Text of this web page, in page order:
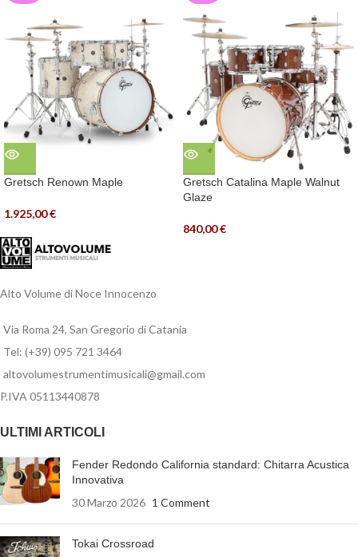
Gretsch Renown Maple
1.925,00€
Gretsch Catalina Maple Walnut
Glaze
840,00€
Alto Volume di Noce Innocenzo
Via Roma 24, San Gregorio di Catania
Tel: (+39) 095 721 3464
altovolumestrumentimusicali@gmail.com
P.IVA 05113440878
ULTIMI ARTICOLI
Fender Redondo California standard: Chitarra Acustica
Innovativa
30 Marzo 2026 1 Comment
Tokai Crossroad